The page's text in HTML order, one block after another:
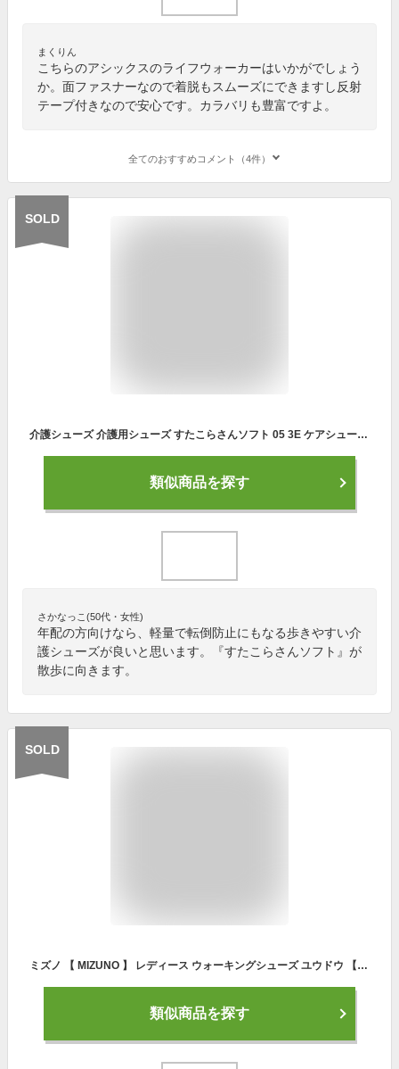
まくりん
こちらのアシックスのライフウォーカーはいかがでしょう
か。面ファスナーなので着脱もスムーズにできますし反射
テープ付きなので安心です。カラバリも豊富ですよ。
全てのおすすめコメント（4件）
SOLD
介護シューズ 介護用シューズ すたこらさんソフト 05 3E ケアシューズ むくみ 外反母趾 老人 高齢者 シューズ 軽量 室内履き 外履き 外出 ウォーキング 散歩 リハビリ 転倒防止 転ばない 履きやすい 男性 紳士 女性 男女兼用 婦人 レディース メンズ
類似商品を探す
さかなっこ(50代・女性)
年配の方向けなら、軽量で転倒防止にもなる歩きやすい介
護シューズが良いと思います。『すたこらさんソフト』が
散歩に向きます。
SOLD
ミズノ 【 MIZUNO 】 レディース ウォーキングシューズ ユウドウ 【 B1GW1900 YOUDO スニーカー 紐靴 ファスナー 幅広 ワイド 3E レディース 女性 ブロンズ レッド 】【あす楽対応 365日出荷】【メール便不可】[物流]
類似商品を探す